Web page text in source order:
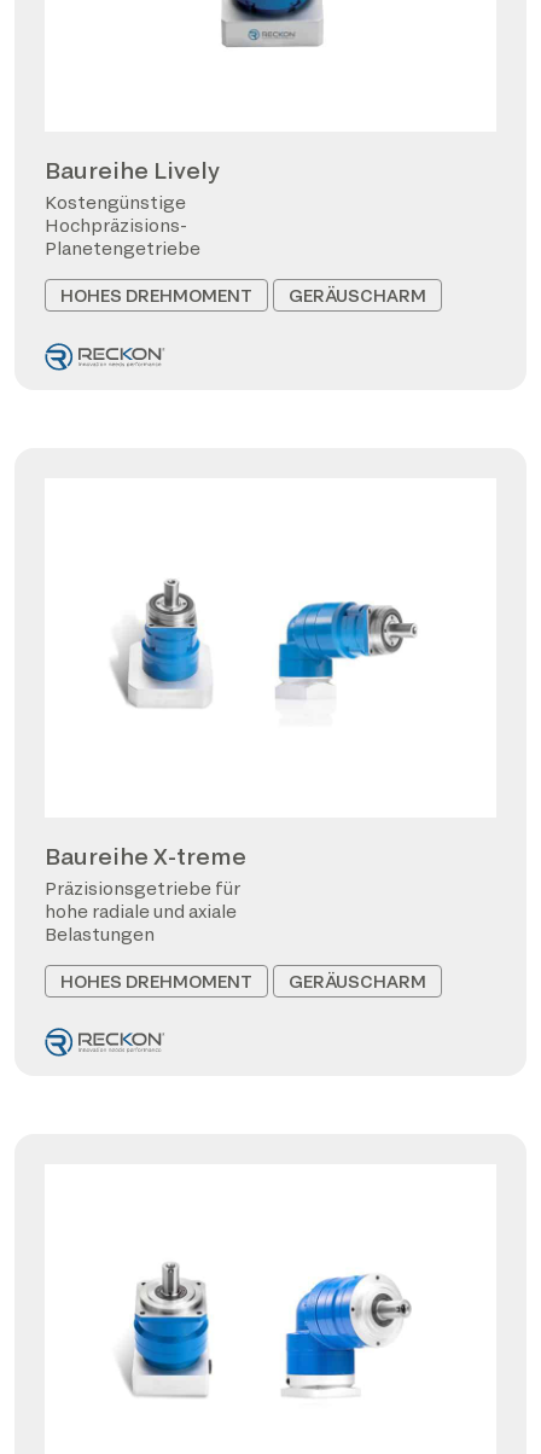
Baureihe Lively
Kostengünstige
Hochpräzisions-
Planetengetriebe
HOHES DREHMOMENT GERÄUSCHARM
Baureihe X-treme
Präzisionsgetriebe für
hohe radiale und axiale
Belastungen
HOHES DREHMOMENT GERÄUSCHARM